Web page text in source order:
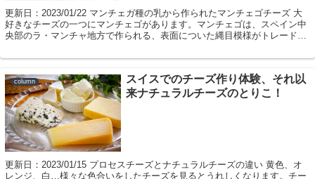
更新日：2023/01/22 マンチェガ種の乳から作られたマンチェゴチーズ 大
好きなチーズの一つにマンチェゴがあります。マンチェゴは、スペイン中
央部のラ・マンチャ地方で作られる、表面についた縄目模様がトレードマ
column
スイスでのチーズ作り体験、それ以
来ナチュラルチーズのとりこ！
更新日：2023/01/15 プロセスチーズとナチュラルチーズの違い 黄色、オ
レンジ、白…様々な色合いをしたチーズを見るとうれしくなります。チー